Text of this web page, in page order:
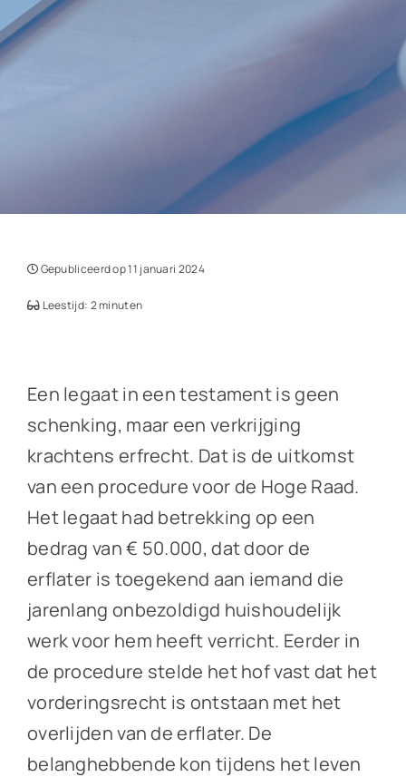
Gepubliceerd op 11 januari 2024
Leestijd: 2 minuten
Een legaat in een testament is geen
schenking, maar een verkrijging
krachtens erfrecht. Dat is de uitkomst
van een procedure voor de Hoge Raad.
Het legaat had betrekking op een
bedrag van € 50.000, dat door de
erflater is toegekend aan iemand die
jarenlang onbezoldigd huishoudelijk
werk voor hem heeft verricht. Eerder in
de procedure stelde het hof vast dat het
vorderingsrecht is ontstaan met het
overlijden van de erflater. De
belanghebbende kon tijdens het leven